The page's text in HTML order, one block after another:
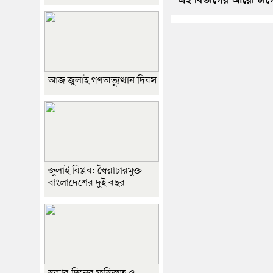
আজ জুলাই গণঅভ্যুত্থান দিবস
জুলাই বিপ্লব: স্বৈরাচারমুক্ত
বাংলাদেশের দুই বছর